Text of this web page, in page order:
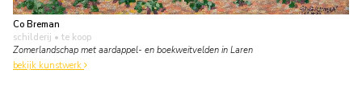
Co Breman
schilderij • te koop
Zomerlandschap met aardappel- en boekweitvelden in Laren
bekijk kunstwerk